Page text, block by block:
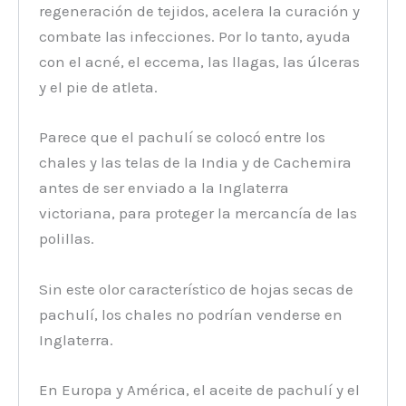
regeneración de tejidos, acelera la curación y
combate las infecciones. Por lo tanto, ayuda
con el acné, el eccema, las llagas, las úlceras
y el pie de atleta.
Parece que el pachulí se colocó entre los
chales y las telas de la India y de Cachemira
antes de ser enviado a la Inglaterra
victoriana, para proteger la mercancía de las
polillas.
Sin este olor característico de hojas secas de
pachulí, los chales no podrían venderse en
Inglaterra.
En Europa y América, el aceite de pachulí y el